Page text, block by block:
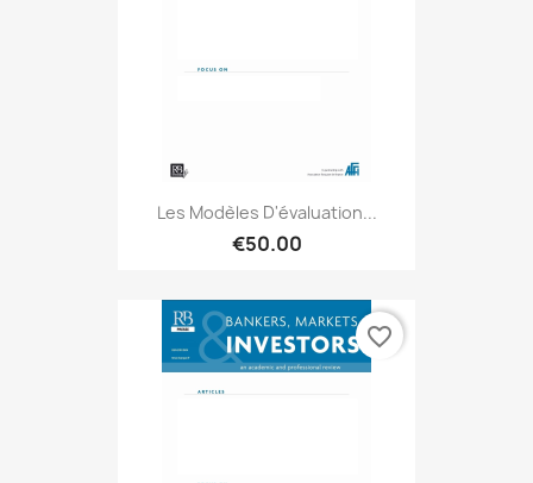
Les Modèles D'évaluation...
€50.00
favorite_border